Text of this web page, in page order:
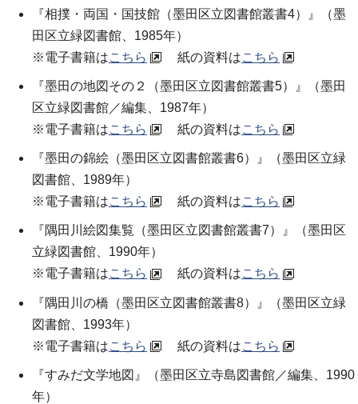
『相撲・両国・国技館（墨田区立図書館叢書4）』（墨
田区立緑図書館 、1985年）
※電子書籍はこちら 紙の資料はこちら
『墨田の地図その２（墨田区立図書館叢書5）』（墨田
区立緑図書館／編集 、1987年）
※電子書籍はこちら 紙の資料はこちら
『墨田の錦絵（墨田区立図書館叢書6）』（墨田区立緑
図書館 、1989年）
※電子書籍はこちら 紙の資料はこちら
『隅田川絵図集覧（墨田区立図書館叢書7）』（墨田区
立緑図書館、1990年）
※電子書籍はこちら 紙の資料はこちら
『隅田川の橋（墨田区立図書館叢書8）』（墨田区立緑
図書館 、1993年）
※電子書籍はこちら 紙の資料はこちら
『すみだ文学地図』（墨田区立寺島図書館／編集 、1990
年）